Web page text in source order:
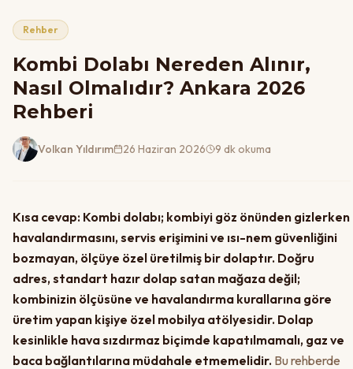
Rehber
Kombi Dolabı Nereden Alınır,
Nasıl Olmalıdır? Ankara 2026
Rehberi
Volkan Yıldırım 26 Haziran 2026 9 dk okuma
Kısa cevap: Kombi dolabı; kombiyi göz önünden gizlerken
havalandırmasını, servis erişimini ve ısı-nem güvenliğini
bozmayan, ölçüye özel üretilmiş bir dolaptır. Doğru
adres, standart hazır dolap satan mağaza değil;
kombinizin ölçüsüne ve havalandırma kurallarına göre
üretim yapan kişiye özel mobilya atölyesidir. Dolap
kesinlikle hava sızdırmaz biçimde kapatılmamalı, gaz ve
baca bağlantılarına müdahale etmemelidir. Bu rehberde